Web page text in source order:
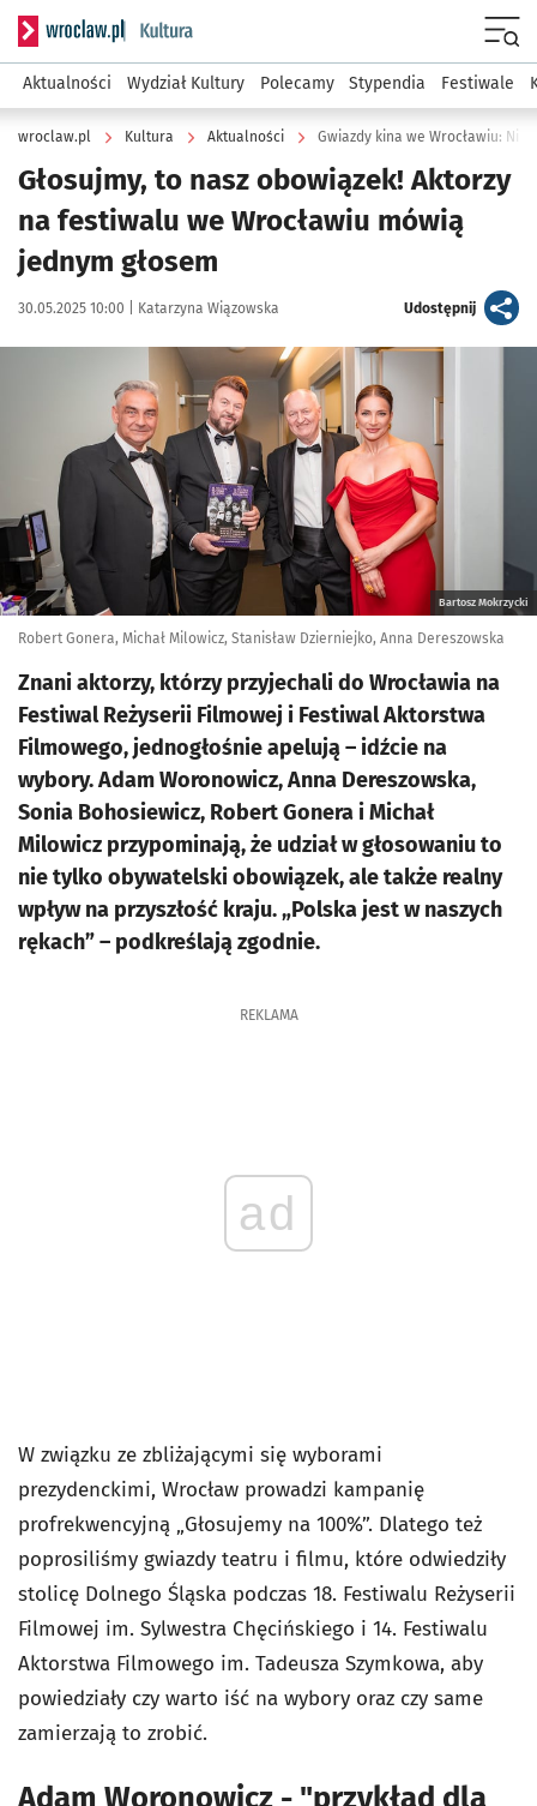
Serwis informacyjny wroclaw.pl podserwis: Kultura
Aktualności Wydział Kultury Polecamy Stypendia Festiwale
wroclaw.pl Kultura Aktualności Gwiazdy kina we Wrocławiu: Nie
Głosujmy, to nasz obowiązek! Aktorzy
na festiwalu we Wrocławiu mówią
jednym głosem
Data publikacji:
30.05.2025 10:00 | Autor:
Katarzyna Wiązowska Udostępnijartykuł
Kliknij, aby powiększyć
Bartosz Mokrzycki
Robert Gonera, Michał Milowicz, Stanisław Dzierniejko, Anna Dereszowska
Znani aktorzy, którzy przyjechali do Wrocławia na
Festiwal Reżyserii Filmowej i Festiwal Aktorstwa
Filmowego, jednogłośnie apelują – idźcie na
wybory. Adam Woronowicz, Anna Dereszowska,
Sonia Bohosiewicz, Robert Gonera i Michał
Milowicz przypominają, że udział w głosowaniu to
nie tylko obywatelski obowiązek, ale także realny
wpływ na przyszłość kraju. „Polska jest w naszych
rękach” – podkreślają zgodnie.
REKLAMA
ad
W związku ze zbliżającymi się wyborami
prezydenckimi, Wrocław prowadzi kampanię
profrekwencyjną „Głosujemy na 100%”. Dlatego też
poprosiliśmy gwiazdy teatru i filmu, które odwiedziły
stolicę Dolnego Śląska podczas 18. Festiwalu Reżyserii
Filmowej im. Sylwestra Chęcińskiego i 14. Festiwalu
Aktorstwa Filmowego im. Tadeusza Szymkowa, aby
powiedziały czy warto iść na wybory oraz czy same
zamierzają to zrobić.
Adam Woronowicz - "przykład dla